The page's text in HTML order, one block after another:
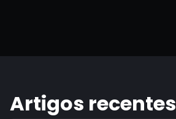
Artigos recentes